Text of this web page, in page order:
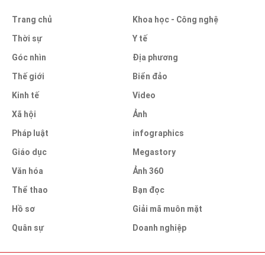
Trang chủ
Thời sự
Góc nhìn
Thế giới
Kinh tế
Xã hội
Pháp luật
Giáo dục
Văn hóa
Thể thao
Hồ sơ
Quân sự
Khoa học - Công nghệ
Y tế
Địa phương
Biển đảo
Video
Ảnh
infographics
Megastory
Ảnh 360
Bạn đọc
Giải mã muôn mặt
Doanh nghiệp